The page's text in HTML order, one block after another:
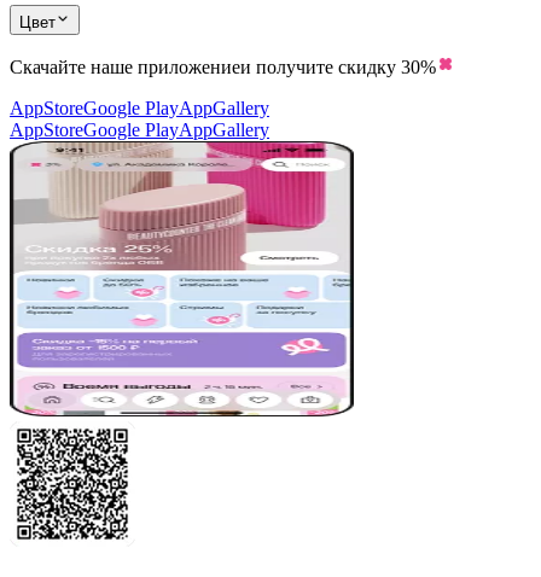
Цвет
Скачайте наше приложениеи получите скидку 30%
AppStoreGoogle PlayAppGallery
AppStoreGoogle PlayAppGallery